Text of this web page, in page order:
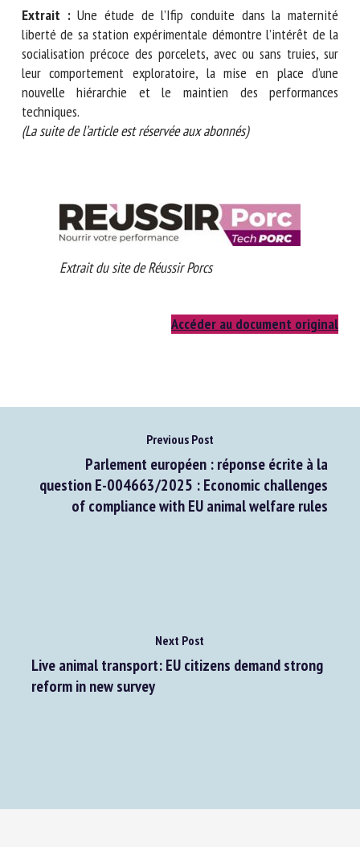
Extrait :Une étude de l’Ifip conduite dans la maternité
liberté de sa station expérimentale démontre l’intérêt de
la socialisation précoce des porcelets, avec ou sans truies,
sur leur comportement exploratoire, la mise en place d’une
nouvelle hiérarchie et le maintien des performances
techniques.
(La suite de l’article est réservée aux abonnés)
Extrait du site de Réussir Porcs
Accéder au document original
Previous Post
Parlement européen : réponse écrite à la
question E-004663/2025 : Economic challenges
of compliance with EU animal welfare rules
Next Post
Live animal transport: EU citizens demand strong
reform in new survey
Prénom *
Organisme *
informations saisies soient utilisées dans le cadre de la
relation avec le CNR BEA. *
Les champs suivis de * sont obligatoires